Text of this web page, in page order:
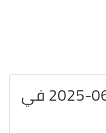
سعر الذهب بتاريخ 11-06-2025 في